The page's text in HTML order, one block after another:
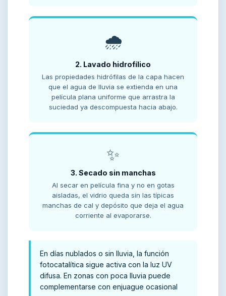
🌧️
2. Lavado hidrofílico
Las propiedades hidrófilas de la capa hacen
que el agua de lluvia se extienda en una
película plana uniforme que arrastra la
suciedad ya descompuesta hacia abajo.
✨
3. Secado sin manchas
Al secar en película fina y no en gotas
aisladas, el vidrio queda sin las típicas
manchas de cal y depósito que deja el agua
corriente al evaporarse.
En días nublados o sin lluvia, la función
fotocatalítica sigue activa con la luz UV
difusa. En zonas con poca lluvia puede
complementarse con enjuague ocasional